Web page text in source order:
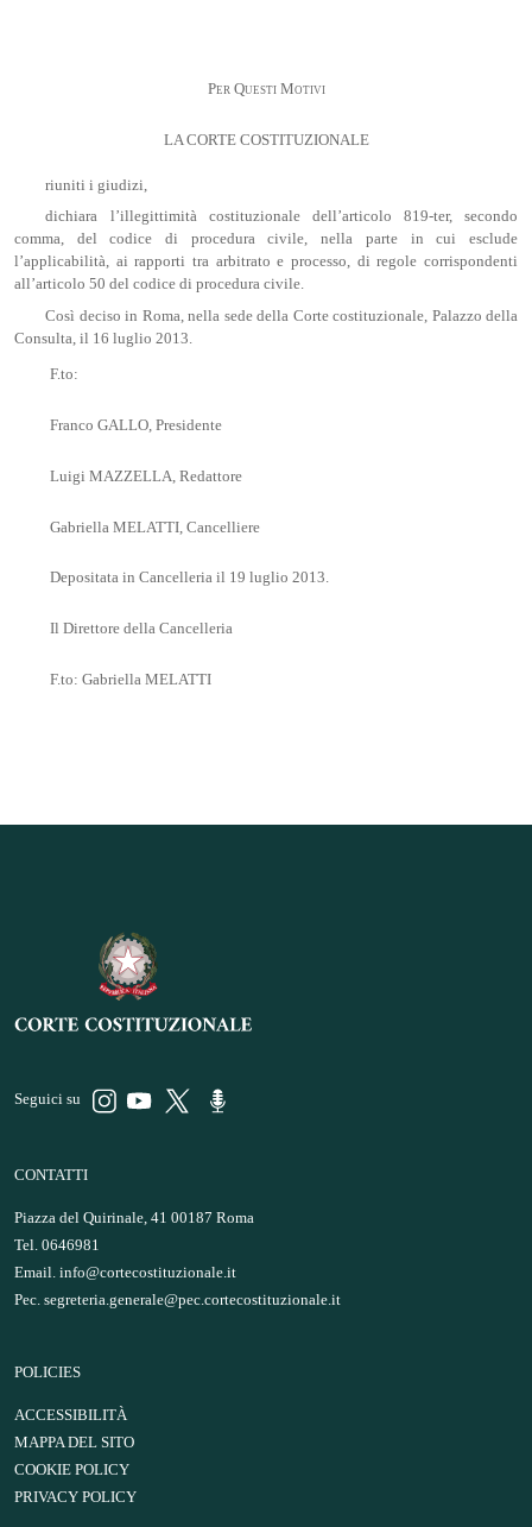
Per Questi Motivi
LA CORTE COSTITUZIONALE
riuniti i giudizi,
dichiara l’illegittimità costituzionale dell’articolo 819-ter, secondo
comma, del codice di procedura civile, nella parte in cui esclude
l’applicabilità, ai rapporti tra arbitrato e processo, di regole corrispondenti
all’articolo 50 del codice di procedura civile.
Così deciso in Roma, nella sede della Corte costituzionale, Palazzo della
Consulta, il 16 luglio 2013.
F.to:
Franco GALLO, Presidente
Luigi MAZZELLA, Redattore
Gabriella MELATTI, Cancelliere
Depositata in Cancelleria il 19 luglio 2013.
Il Direttore della Cancelleria
F.to: Gabriella MELATTI
Seguici su
CONTATTI
Piazza del Quirinale, 41 00187 Roma
Tel. 0646981
Email. info@cortecostituzionale.it
Pec. segreteria.generale@pec.cortecostituzionale.it
POLICIES
ACCESSIBILITÀ
MAPPA DEL SITO
COOKIE POLICY
PRIVACY POLICY